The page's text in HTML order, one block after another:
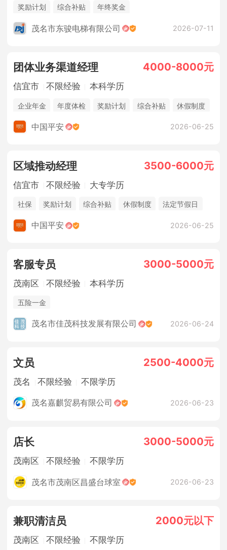
奖励计划 综合补贴 年终奖金
茂名市东骏电梯有限公司 2026-07-11
团体业务渠道经理 4000-8000元
信宜市 不限经验 本科学历
企业年金 年度体检 奖励计划 综合补贴
休假制度
法定节假日
中国平安 2026-06-25
区域推动经理 3500-6000元
信宜市 不限经验 大专学历
社保 奖励计划 综合补贴 休假制度
法定节假日
年终奖金
中国平安 2026-06-25
客服专员 3000-5000元
茂南区 不限经验 本科学历
五险一金
茂名市佳茂科技发展有限公司 2026-06-24
文员 2500-4000元
茂名 不限经验 不限学历
茂名嘉麒贸易有限公司 2026-06-23
店长 3000-5000元
茂南区 不限经验 不限学历
茂名市茂南区昌盛台球室 2026-06-23
兼职清洁员 2000元以下
茂南区 不限经验 不限学历